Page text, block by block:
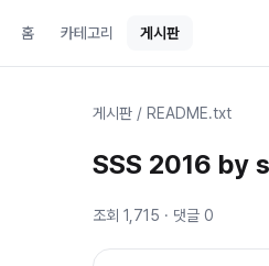
홈 카테고리 게시판
게시판 / README.txt
SSS 2016 by
조회 1,715 · 댓글 0